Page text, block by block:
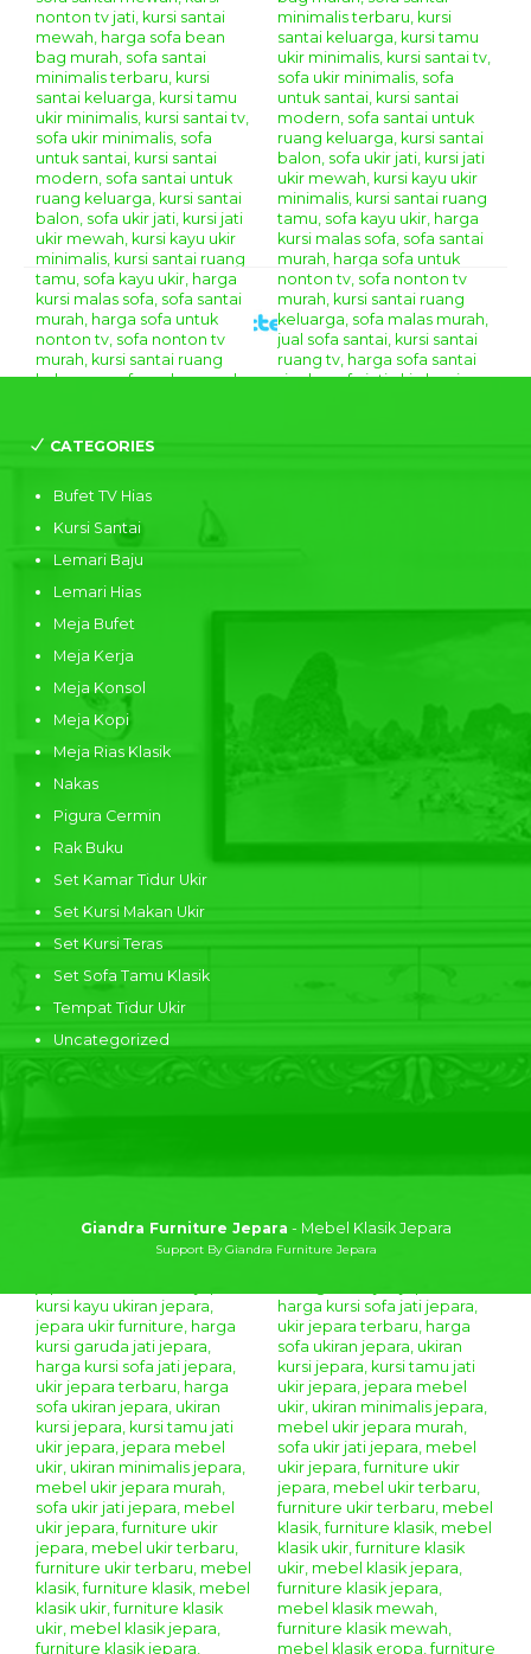
CATEGORIES
Bufet TV Hias
Kursi Santai
Lemari Baju
Lemari Hias
Meja Bufet
Meja Kerja
Meja Konsol
Meja Kopi
Meja Rias Klasik
Nakas
Pigura Cermin
Rak Buku
Set Kamar Tidur Ukir
Set Kursi Makan Ukir
Set Kursi Teras
Set Sofa Tamu Klasik
Tempat Tidur Ukir
Uncategorized
Giandra Furniture Jepara - Mebel Klasik Jepara
Support By Giandra Furniture Jepara